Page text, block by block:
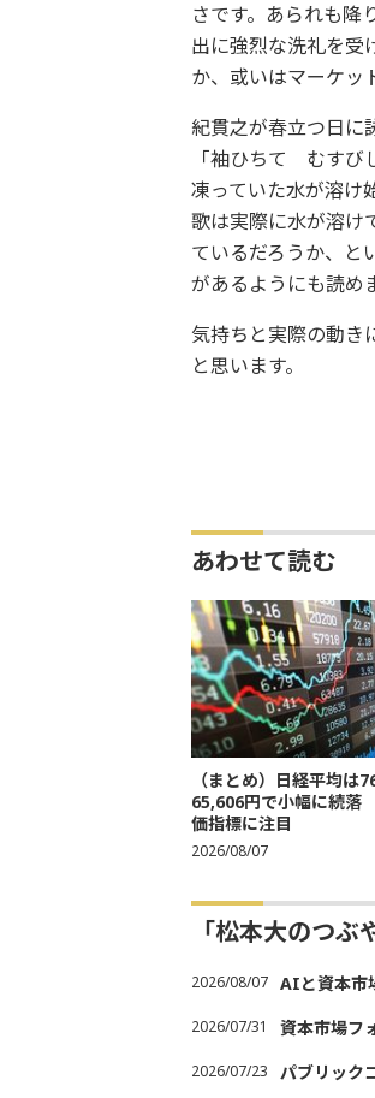
さです。あられも降
出に強烈な洗礼を受
か、或いはマーケッ
紀貫之が春立つ日に
「袖ひちて むす
凍っていた水が溶け
歌は実際に水が溶け
ているだろうか、と
があるようにも読め
気持ちと実際の動き
と思います。
あわせて読む
（まとめ）日経平均は
65,606円で小幅に続落
価指標に注目
2026/08/07
「松本大のつ
2026/08/07 AIと資本市
2026/07/31 資本市場フ
2026/07/23 パブリック